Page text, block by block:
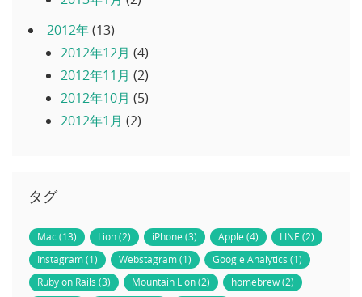
2012年(13)
2012年12月 (4)
2012年11月 (2)
2012年10月 (5)
2012年1月 (2)
タグ
Mac (13) Lion (2) iPhone (3) Apple (4)
LINE (2)
Instagram (1)
Webstagram (1)
Google Analytics (1)
Ruby on Rails (3)
Mountain Lion (2)
homebrew (2)